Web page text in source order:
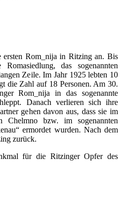
ersten Rom_nija in Ritzing an. Bis
das sogenannten
Zeile. Im Jahr 1925 lebten 10
die Zahl auf 18 Personen. Am 30.
Rom_nija in das sogenannte
Danach verlieren sich ihre
gehen davon aus, dass sie im
Chelmno bzw. im sogenannten
ermordet wurden. Nach dem
zurück.
für die Ritzinger Opfer des